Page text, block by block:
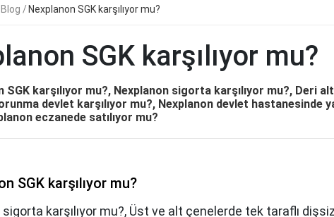
Blog Nexplanon SGK karşılıyor mu?
SGK karşılıyor mu?
SGK karşılıyor mu?, Nexplanon sigorta karşılıyor mu?, Deri
devlet karşılıyor mu?, Nexplanon devlet hastanesinde
eczanede satılıyor mu?
SGK karşılıyor mu?
karşılıyor mu?, Üst ve alt çenelerde tek taraflı